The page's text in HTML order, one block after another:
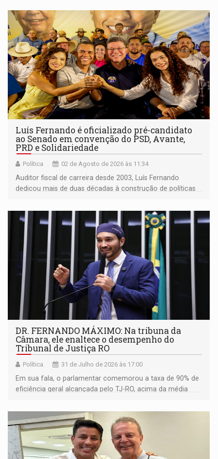
Luís Fernando é oficializado pré-candidato
ao Senado em convenção do PSD, Avante,
PRD e Solidariedade
Política 02 de Agosto de 2026 às 11:34
Auditor fiscal de carreira desde 2003, Luís Fernando
dedicou mais de duas décadas à construção de políticas
da Secretaria de Finanças (Sefin) por mais de sete anos
DR. FERNANDO MÁXIMO: Na tribuna da
Câmara, ele enaltece o desempenho do
Tribunal de Justiça RO
Política 31 de Julho de 2026 às 17:00
Em sua fala, o parlamentar comemorou a taxa de 90% de
eficiência geral alcançada pelo TJ-RO, acima da média